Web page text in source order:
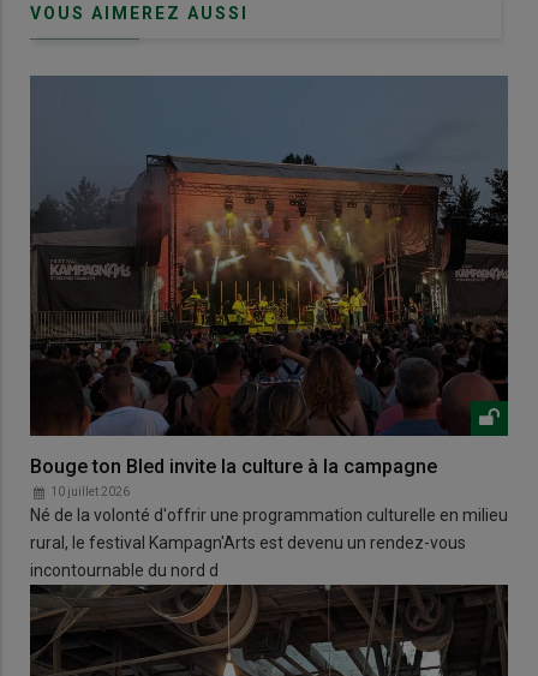
VOUS AIMEREZ AUSSI
Bouge ton Bled invite la culture à la campagne
10 juillet 2026
Né de la volonté d'offrir une programmation culturelle en milieu
rural, le festival Kampagn'Arts est devenu un rendez-vous
incontournable du nord d